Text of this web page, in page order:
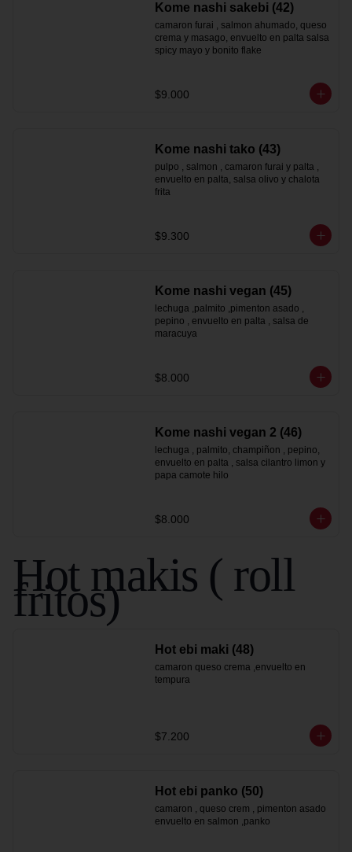
Kome nashi sakebi (42)
camaron furai , salmon ahumado, queso
crema y masago, envuelto en palta salsa
spicy mayo y bonito flake
$9.000
Kome nashi tako (43)
pulpo , salmon , camaron furai y palta ,
envuelto en palta, salsa olivo y chalota
frita
$9.300
Kome nashi vegan (45)
lechuga ,palmito ,pimenton asado ,
pepino , envuelto en palta , salsa de
maracuya
$8.000
Kome nashi vegan 2 (46)
lechuga , palmito, champiñon , pepino,
envuelto en palta , salsa cilantro limon y
papa camote hilo
$8.000
Hot makis ( roll
fritos)
Hot ebi maki (48)
camaron queso crema ,envuelto en
tempura
$7.200
Hot ebi panko (50)
camaron , queso crem , pimenton asado
envuelto en salmon ,panko